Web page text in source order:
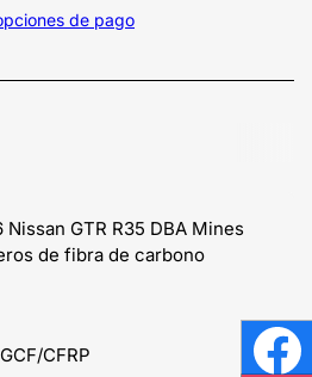
de pago
Nissan GTR R35 DBA Mines
de fibra de carbono
CFRP